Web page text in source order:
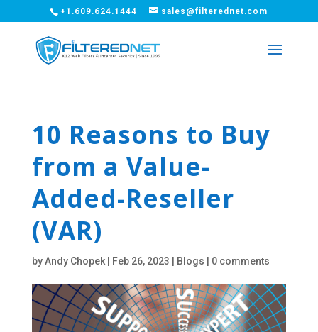
+1.609.624.1444 sales@filterednet.com
10 Reasons to Buy
from a Value-
Added-Reseller
(VAR)
byAndy Chopek| Feb 26, 2023 Blogs 0 comments